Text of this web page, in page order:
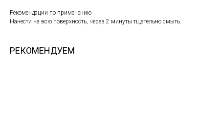
Рекомендации по применению
Нанести на всю поверхность, через 2 минуты тщательно смыть.
РЕКОМЕНДУЕМ